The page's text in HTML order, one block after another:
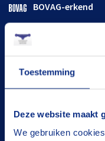
Toestemming
Deze website maakt
We gebruiken
BOVAG-erkend
De juiste oplossing
Tevreden klanten